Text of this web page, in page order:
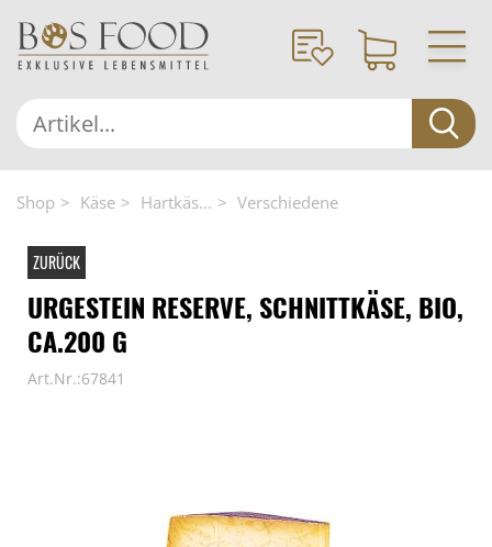
Shop Käse Hartkäs... Verschiedene
ZURÜCK
URGESTEIN RESERVE, SCHNITTKÄSE, BIO,
CA.200 G
Art.Nr.:67841